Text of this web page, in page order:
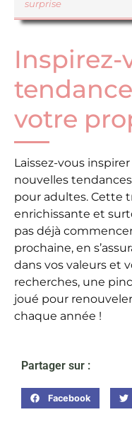
surprise
Inspirez-
votre
Laissez-vous
nouvelles
pour adultes. Cette
enrichissante et
pas déjà
prochaine, en
dans vos valeurs et
recherches, une
joué pour
chaque année !
Partager sur :
Facebook